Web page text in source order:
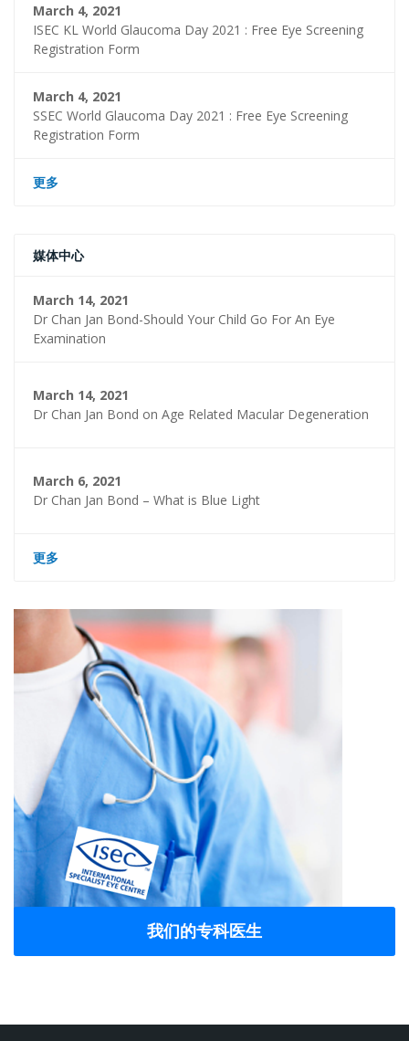
March 4, 2021
ISEC KL World Glaucoma Day 2021 : Free Eye Screening
Registration Form
March 4, 2021
SSEC World Glaucoma Day 2021 : Free Eye Screening
Registration Form
更多
媒体中心
March 14, 2021
Dr Chan Jan Bond-Should Your Child Go For An Eye
Examination
March 14, 2021
Dr Chan Jan Bond on Age Related Macular Degeneration
March 6, 2021
Dr Chan Jan Bond – What is Blue Light
更多
我们的专科医生